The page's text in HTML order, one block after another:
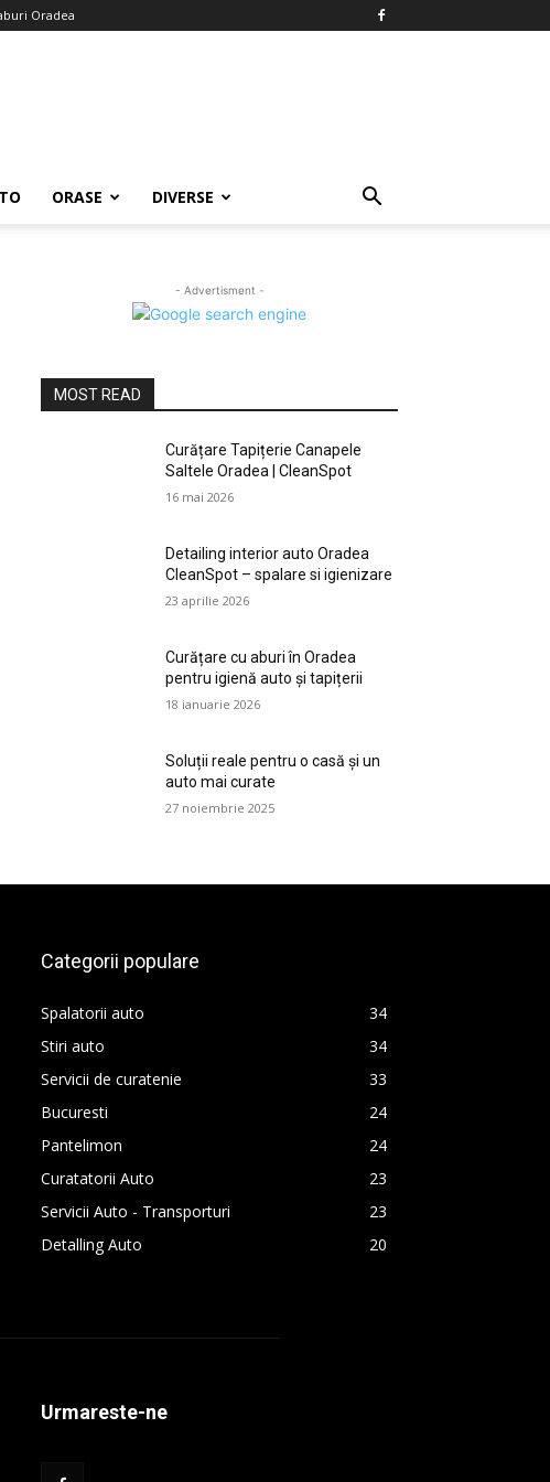
Oradea
ORASE DIVERSE
- Advertisment -
MOST READ
Curățare Tapițerie Canapele
Saltele Oradea | CleanSpot
16 mai 2026
Detailing interior auto Oradea
CleanSpot – spalare si igienizare
23 aprilie 2026
Curățare cu aburi în Oradea
pentru igienă auto și tapițerii
18 ianuarie 2026
Soluții reale pentru o casă și un
auto mai curate
27 noiembrie 2025
Categorii populare
Spalatorii auto
34
Stiri auto
34
Servicii de curatenie
33
Bucuresti
24
Pantelimon
24
Curatatorii Auto
23
Servicii Auto - Transporturi
23
Detalling Auto
20
Urmareste-ne